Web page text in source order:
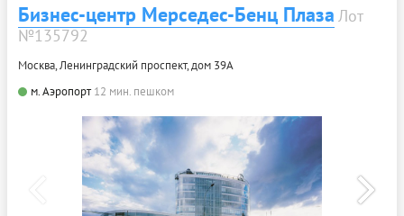
Бизнес-центр Мерседес-Бенц Плаза Лот
№135792
Москва, Ленинградский проспект, дом 39А
м. Аэропорт 12 мин. пешком